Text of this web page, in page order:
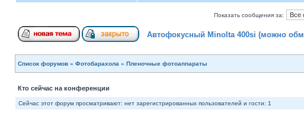
Показать сообщения за:
Автофокусный Minolta 400si (можно
Список форумов » Фотобарахола » Пленочные фотоаппараты
Кто сейчас на конференции
Сейчас этот форум просматривают: нет зарегистрированных пользователей и гости: 1